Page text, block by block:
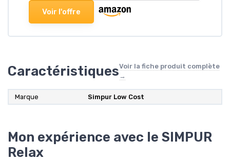
Voir l'offre
CaractéristiquesVoir la fiche produit complète
→
Marque ‎Simpur Low Cost
Mon expérience avec le SIMPUR
Relax